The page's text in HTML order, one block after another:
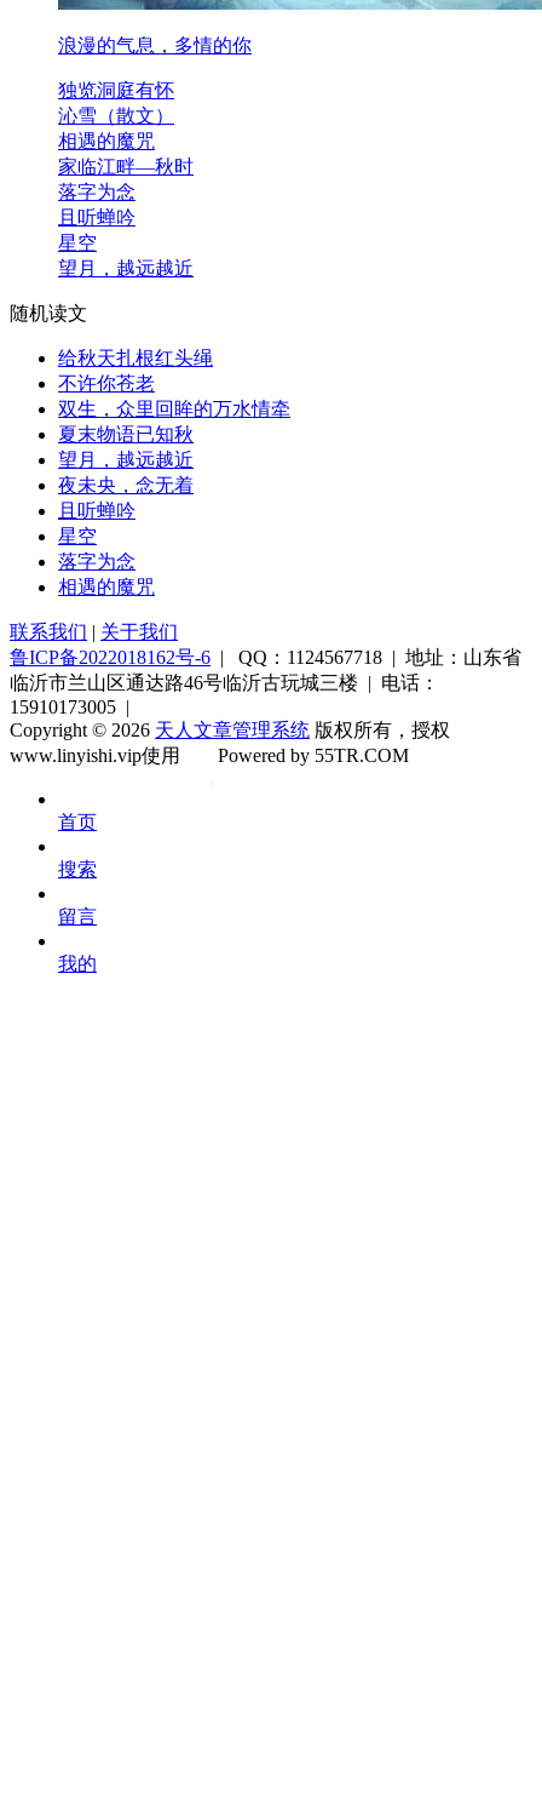
浪漫的气息，多情的你
独览洞庭有怀
沁雪（散文）
相遇的魔咒
家临江畔―秋时
落字为念
且听蝉吟
星空
望月，越远越近
随机读文
给秋天扎根红头绳
不许你苍老
双生，众里回眸的万水情牵
夏末物语已知秋
望月，越远越近
夜未央，念无着
且听蝉吟
星空
落字为念
相遇的魔咒
联系我们 | 关于我们
鲁ICP备2022018162号-6 | QQ：1124567718 | 地址：山东省
临沂市兰山区通达路46号临沂古玩城三楼 | 电话：
15910173005 |
Copyright © 2026 天人文章管理系统 版权所有，授权
www.linyishi.vip使用
Powered by 55TR.COM
首页
搜索
留言
我的